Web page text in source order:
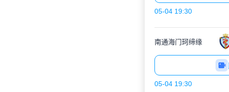
05-04 19:30
南通海门珂缔缘
05-04 19:30